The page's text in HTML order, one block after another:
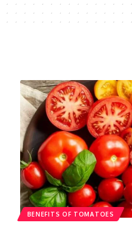
BENEFITS OF TOMATOES